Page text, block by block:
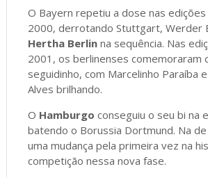
O Bayern repetiu a dose nas
2000, derrotando Stuttgart, Werder
Hertha Berlinna sequência. Nas
2001, os berlinenses comemoraram
seguidinho, com Marcelinho Paraíba
Alves brilhando.
O Hamburgo conseguiu o seu bi na
batendo o Borussia Dortmund. Na
uma mudança pela primeira vez na
competição nessa nova fase.